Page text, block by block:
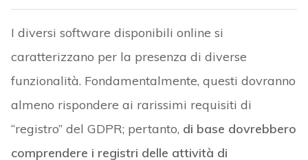
I diversi software disponibili online si
caratterizzano per la presenza di diverse
funzionalità. Fondamentalmente, questi dovranno
almeno rispondere ai rarissimi requisiti di
“registro” del GDPR; pertanto, di base dovrebbero
comprendere i registri delle attività di